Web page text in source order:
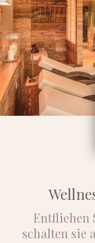
Entfliehen
schalten sie